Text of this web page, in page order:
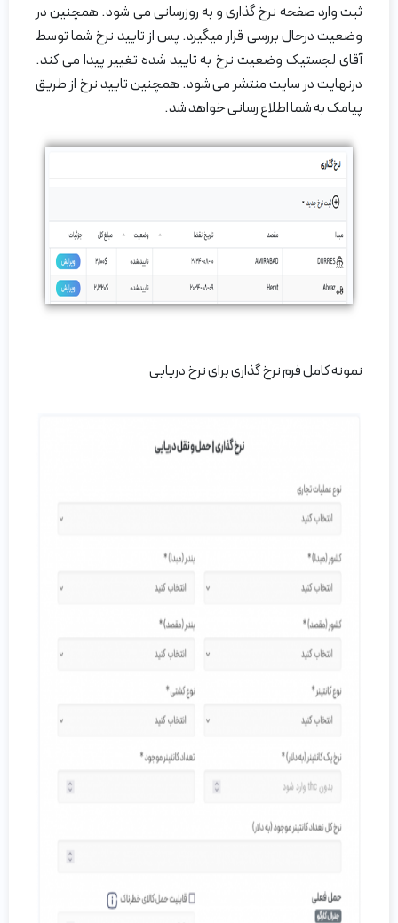
ثبت وارد صفحه نرخ گذاری و به روزرسانی می شود. همچنین در
وضعیت درحال بررسی قرار میگیرد. پس از تایید نرخ شما توسط
آقای لجستیک وضعیت نرخ به تایید شده تغییر پیدا می کند.
درنهایت در سایت منتشر می شود. همچنین تایید نرخ از طریق
پیامک به شما اطلاع رسانی خواهد شد.
نمونه کامل فرم نرخ گذاری برای نرخ دریایی